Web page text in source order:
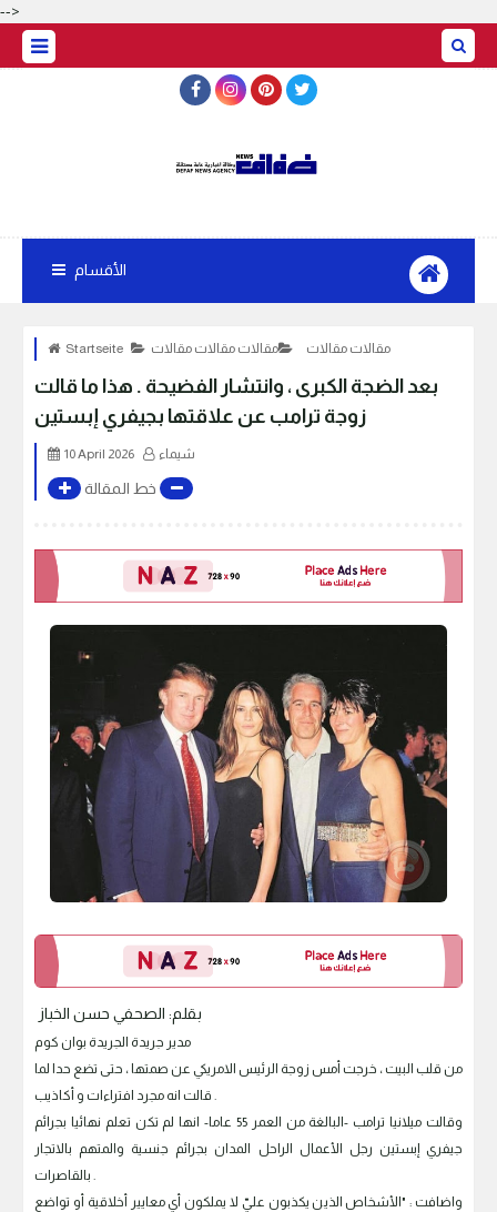
-->
الأقسام
Startseite مقالات مقالات مقالات مقالات مقالات
بعد الضجة الكبرى ، وانتشار الفضيحة . هذا ما قالت
زوجة ترامب عن علاقتها بجيفري إبستين
10 April 2026 شيماء
خط المقالة
مدير جريدة الجريدة بوان كوم
من قلب البيت ، خرجت أمس زوجة الرئيس الامريكي عن صمتها ، حتى تضع حدا لما
قالت انه مجرد افتراءات و أكاذيب .
وقالت ميلانيا ترامب -البالغة من العمر 55 عاما- انها لم تكن تعلم نهائيا بجرائم
جيفري إبستين رجل الأعمال الراحل المدان بجرائم جنسية والمتهم بالاتجار
بالقاصرات .
واضافت : "الأشخاص الذين يكذبون عليّ لا يملكون أي معايير أخلاقية أو تواضع